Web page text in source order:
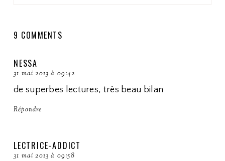
9 COMMENTS
NESSA
31 mai 2013 à 09:42
de superbes lectures, très beau bilan
Répondre
LECTRICE-ADDICT
31 mai 2013 à 09:58